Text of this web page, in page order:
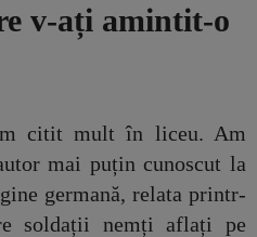
v-ați amintit-o
citit mult în liceu. Am
mai puțin cunoscut la
germană, relata printr-
soldații nemți aflați pe